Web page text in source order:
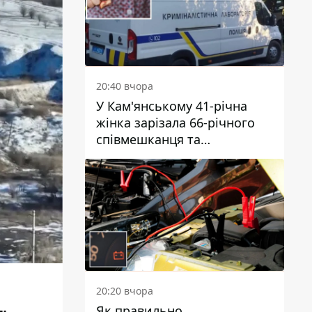
20:40 вчора
У Кам'янському 41-річна
жінка зарізала 66-річного
співмешканця та
намагалась обманути
поліцейських
20:20 вчора